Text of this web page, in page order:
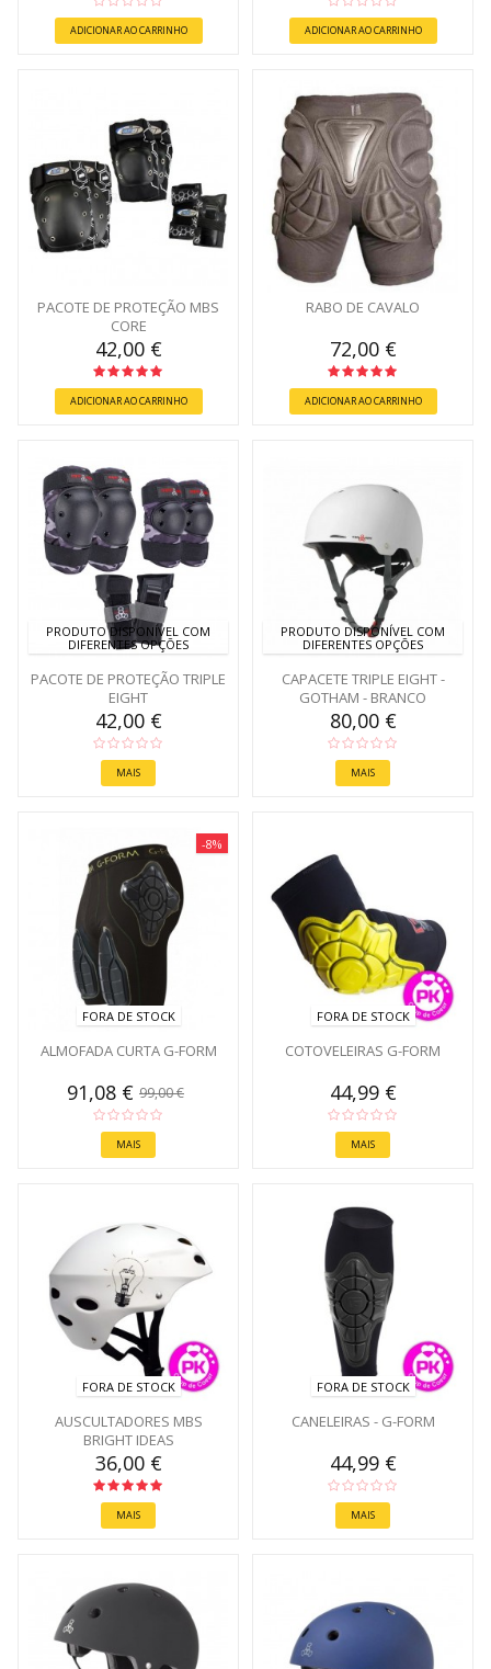
ADICIONAR AO CARRINHO ADICIONAR AO CARRINHO
PACOTE DE PROTEÇÃO MBS
CORE
42,00 €
ADICIONAR AO CARRINHO
RABO DE CAVALO
72,00 €
ADICIONAR AO CARRINHO
PRODUTO DISPONÍVEL COM
DIFERENTES OPÇÕES
PACOTE DE PROTEÇÃO TRIPLE
EIGHT
42,00 €
MAIS
PRODUTO DISPONÍVEL COM
DIFERENTES OPÇÕES
CAPACETE TRIPLE EIGHT -
GOTHAM - BRANCO
80,00 €
MAIS
-8%
FORA DE STOCK
ALMOFADA CURTA G-FORM
91,08 € 99,00 €
MAIS
FORA DE STOCK
COTOVELEIRAS G-FORM
44,99 €
MAIS
FORA DE STOCK
AUSCULTADORES MBS
BRIGHT IDEAS
36,00 €
MAIS
FORA DE STOCK
CANELEIRAS - G-FORM
44,99 €
MAIS